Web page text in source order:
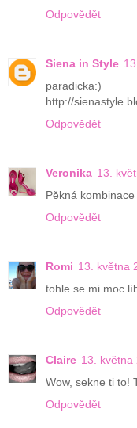
Odpovědět
Siena in Style
paradicka:)
http://
Odpovědět
Veronika 13.
Pěkná
Odpovědět
Romi 13. května
tohle se mi moc
Odpovědět
Claire 13. května
Wow, sekne ti to!
Odpovědět